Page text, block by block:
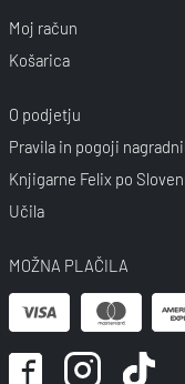
Moj račun
Košarica
O podjetju
Pravila in pogoji
Knjigarne Felix po
Učila
MOŽNA PLAČILA